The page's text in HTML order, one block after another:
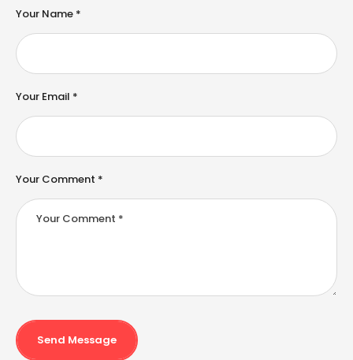
Your Comment *
Your Name *
Your Email *
Send Message
e
n
a
ti
e